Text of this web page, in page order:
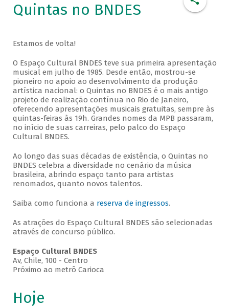
Quintas no BNDES
Estamos de volta!
O Espaço Cultural BNDES teve sua primeira apresentação
musical em julho de 1985. Desde então, mostrou-se
pioneiro no apoio ao desenvolvimento da produção
artística nacional: o Quintas no BNDES é o mais antigo
projeto de realização contínua no Rio de Janeiro,
oferecendo apresentações musicais gratuitas, sempre às
quintas-feiras às 19h. Grandes nomes da MPB passaram,
no início de suas carreiras, pelo palco do Espaço
Cultural BNDES.
Ao longo das suas décadas de existência, o Quintas no
BNDES celebra a diversidade no cenário da música
brasileira, abrindo espaço tanto para artistas
renomados, quanto novos talentos.
Saiba como funciona a reserva de ingressos.
As atrações do Espaço Cultural BNDES são selecionadas
através de concurso público.
Espaço Cultural BNDES
Av, Chile, 100 - Centro
Próximo ao metrô Carioca
Hoje